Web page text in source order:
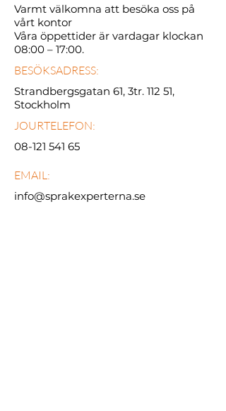
Varmt välkomna att besöka oss på
vårt kontor
Våra öppettider är vardagar klockan
08:00 – 17:00.
BESÖKSADRESS:
Strandbergsgatan 61, 3tr. 112 51,
Stockholm
JOURTELEFON:
08-121 541 65
EMAIL:
info@sprakexperterna.se